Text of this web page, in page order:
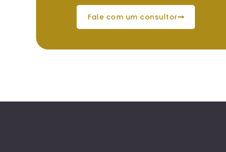
fale com um consultor